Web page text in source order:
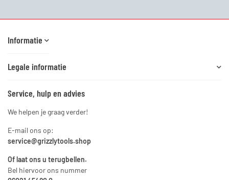
Informatie
Legale informatie
Service, hulp en advies
We helpen je graag verder!
E-mail ons op:
service@grizzlytools.shop
Of laat ons u terugbellen.
Bel hiervoor ons nummer